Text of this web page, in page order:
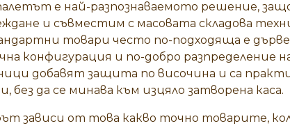
е най-разпознаваемото решение,
и съвместим с масовата складова
товари често по-подходяща е
конфигурация и по-добро разпределение
добавят защита по височина и са
без да се минава към изцяло затворена каса.
зависи от това какво точно товарите,